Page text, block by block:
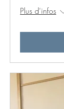
Plus d'infos